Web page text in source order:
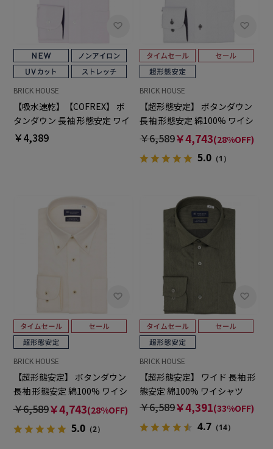
BRICK HOUSE
【吸水速乾】【COFREX】 ボ
タンダウン 長袖 形態安定 ワイ
シャツ
￥4,389
BRICK HOUSE
【超形態安定】 ボタンダウン
長袖 形態安定 綿100% ワイシ
ャツ
￥6,589￥4,743(28%OFF)
5.0 （1）
BRICK HOUSE
【超形態安定】 ボタンダウン
長袖 形態安定 綿100% ワイシ
ャツ
￥6,589￥4,743(28%OFF)
5.0（2）
BRICK HOUSE
【超形態安定】 ワイド 長袖 形
態安定 綿100% ワイシャツ
￥6,589￥4,391(33%OFF)
4.7 （14）